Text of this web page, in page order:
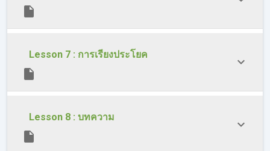
Lesson 7 : การเรียงประโยค
Lesson 8 : บทความ